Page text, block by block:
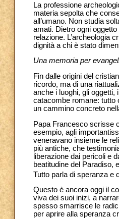
La professione
materia sepolta che
all’umano. Non studia
amati. Dietro ogni
relazione. L’archeologia
dignità a chi è stato
Una memoria per
Fin dalle origini del
ricordo, ma di una
anche i luoghi, gli
catacombe romane: tutto
un cammino concreto
Papa Francesco scrisse
esempio, agli
veneravano insieme le
più antiche, che
liberazione dai pericoli e
beatitudine del Paradiso,
Tutto parla di speranza e
Questo è ancora oggi il
viva dei suoi inizi, a
spesso smarrisce le
per aprire alla speranza